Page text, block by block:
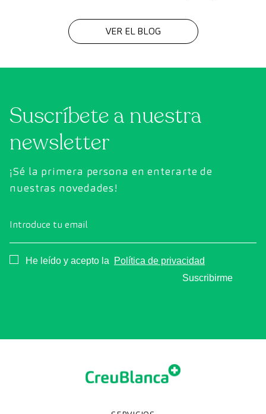
VER EL BLOG
Suscríbete a nuestra
newsletter
¡Sé la primera persona en enterarte de
nuestras novedades!
Introduce tu email
Consentimiento
He leído y acepto la
Política de privacidad
Suscribirme